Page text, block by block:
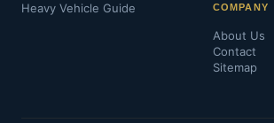
Heavy Vehicle Guide
COMPANY
About Us
Contact
Sitemap